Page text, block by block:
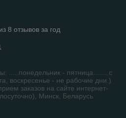
8 отзывов за год
.....понедельник - пятница........с
воскресенье - не рабочие дни.)
заказов на сайте интернет-
Минск, Беларусь